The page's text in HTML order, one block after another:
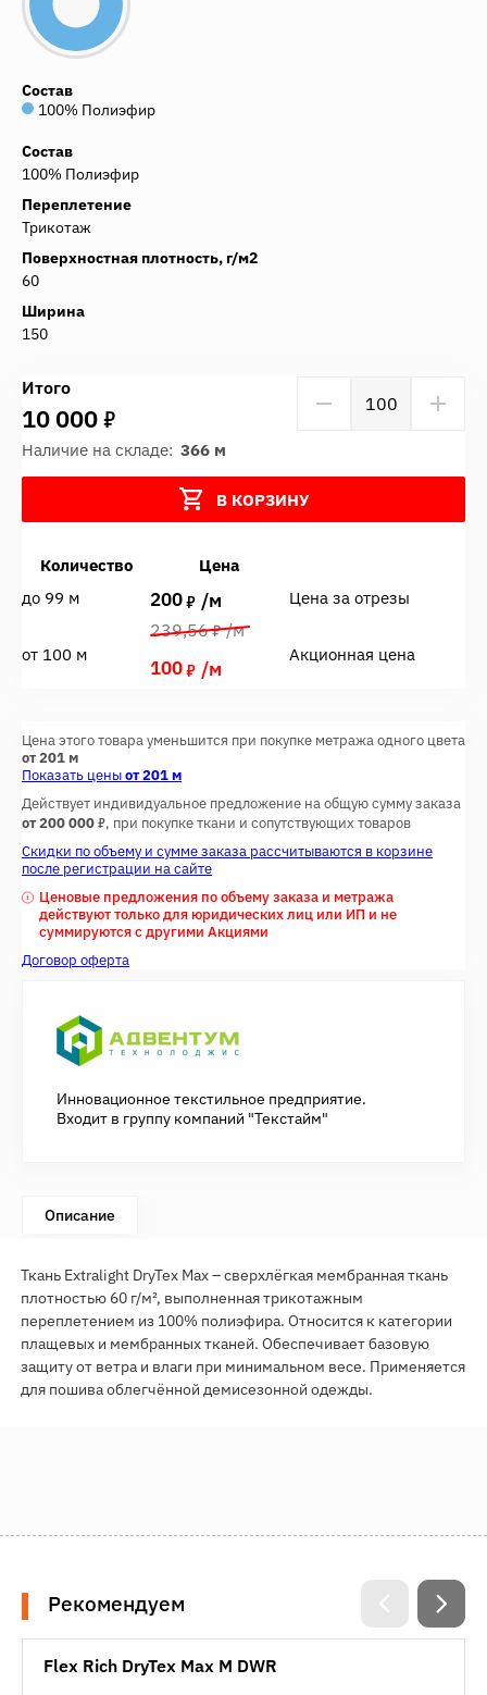
Состав
100% Полиэфир
Состав
100% Полиэфир
Переплетение
Трикотаж
Поверхностная плотность, г/м2
60
Ширина
150
Итого
10 0007
Наличие на складе: 366 м
В КОРЗИНУ
Количество
Цена
до 99 м
2007 /м Цена за отрезы
от 100 м
1007 /м
239,567 /м
Акционная цена
Цена этого товара уменьшится при покупке метража одного цвета
от 201 м
Показать ценыот 201 м
Действует индивидуальное предложение на общую сумму заказа
от 200 0007, при покупке ткани и сопутствующих товаров
Скидки по объему и сумме заказа рассчитываются в корзине
после регистрации на сайте
Ценовые предложения по объему заказа и метража
действуют только для юридических лиц или ИП и не
суммируются с другими Акциями
Договор оферта
Инновационное текстильное предприятие.
Входит в группу компаний "Текстайм"
Описание
Ткань Extralight DryTex Max – сверхлёгкая мембранная ткань
плотностью 60 г/м², выполненная трикотажным
переплетением из 100% полиэфира. Относится к категории
плащевых и мембранных тканей. Обеспечивает базовую
защиту от ветра и влаги при минимальном весе. Применяется
для пошива облегчённой демисезонной одежды.
Рекомендуем
Flex Rich DryTex Max M DWR